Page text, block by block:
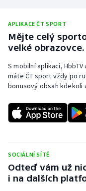
Rychlobruslení
Rychlostní
Short track
Stolní tenis
Triatlon
Veslování
APLIKACE ČT SPORT
Mějte celý
velké obrazovce.
S mobilní aplikací,
máte ČT sport vždy po
bonusový obsah kdekoli
SOCIÁLNÍ SÍTĚ
Odteď vám už
i na dalších